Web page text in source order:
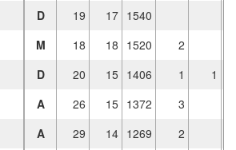
D 19 17 1540
M 18 18 1520
2
D 20 15 1406 1
1
A 26 15 1372
3
A 29 14 1269 2